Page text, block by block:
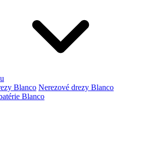
Blanco Nerezové drezy Blanco
Blanco